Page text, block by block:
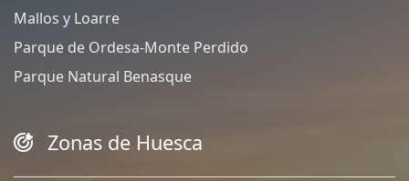
Mallos y Loarre
Parque de Ordesa-Monte Perdido
Parque Natural Benasque
Zonas de Huesca